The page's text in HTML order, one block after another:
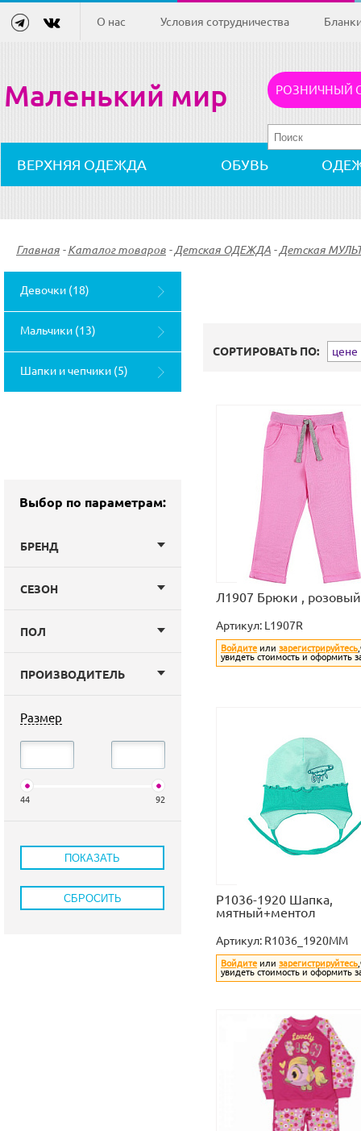
О нас Условия сотрудничества
Маленький мир РОЗНИЧНЫЙ
ВЕРХНЯЯ ОДЕЖДА ОБУВЬ
Главная - Каталог товаров - Детская ОДЕЖДА - Детская
Девочки (18)
Мальчики (13)
Шапки и чепчики (5)
Выбор по параметрам:
БРЕНД
СЕЗОН
ПОЛ
ПРОИЗВОДИТЕЛЬ
Размер
44 92
СОРТИРОВАТЬ ПО: цене
Л1907 Брюки , розовый
Артикул: L1907R
Войдите или зарегистрируйтесь
увидеть стоимость и оформить
Р1036-1920 Шапка,
мятный+ментол
Артикул: R1036_1920MM
Войдите или зарегистрируйтесь
увидеть стоимость и оформить